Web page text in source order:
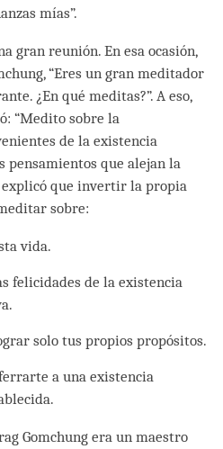
mías”.
gran reunión. En esa ocasión,
“Eres un gran meditador
¿En qué meditas?”. A eso,
“Medito sobre la
de la existencia
pensamientos que alejan la
explicó que invertir la propia
sobre:
vida.
felicidades de la existencia
solo tus propios propósitos.
a una existencia
Gomchung era un maestro